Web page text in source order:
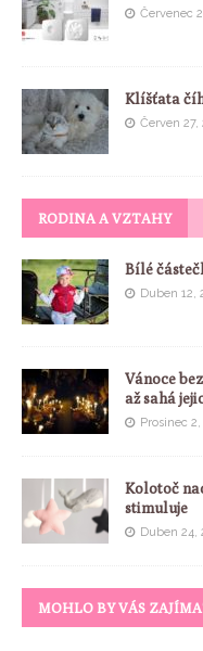
Červenec
Klíšťata
Červen 27,
RODINA A VZTAHY
Bílé
Duben 12,
Vánoce
až sahá
Prosinec 2,
Kolotoč
stimuluje
Duben 24,
MOHLO BY VÁS